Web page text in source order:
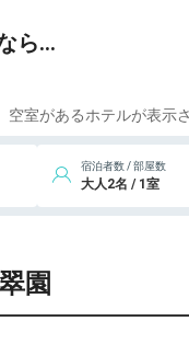
ら…
室があるホテルが表示
宿泊者数 / 部屋数
大人2名 / 1室
園